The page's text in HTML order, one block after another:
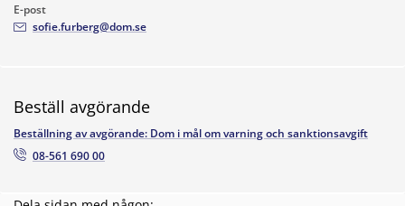
E-post
sofie.furberg@dom.se
Beställ avgörande
Beställning av avgörande: Dom i mål om varning och sanktionsavgift
08-561 690 00